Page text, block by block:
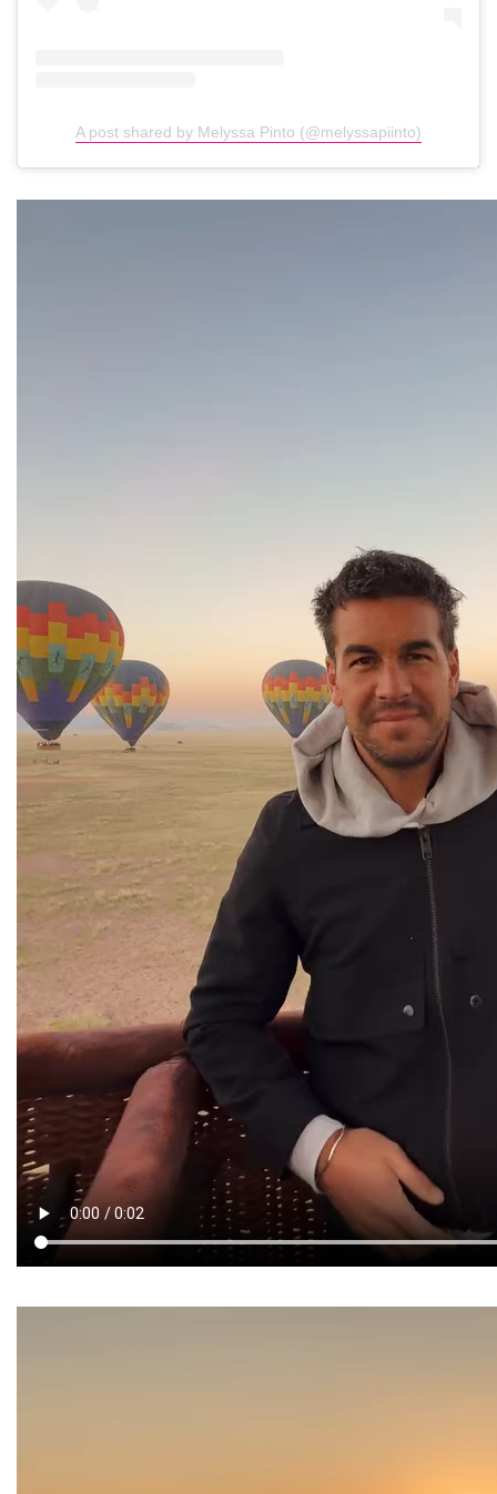
A post shared by Melyssa Pinto (@melyssapiinto)